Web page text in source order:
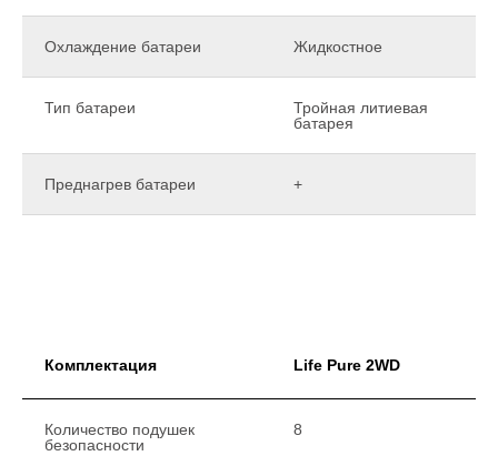
Охлаждение батареи Жидкостное
Тип батареи
Тройная литиевая
батарея
Преднагрев батареи +
Комплектация Life Pure 2WD
Количество подушек
безопасности
8